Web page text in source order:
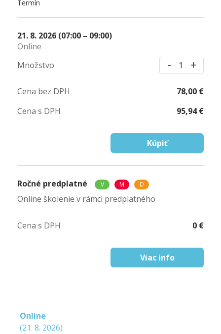
Termín
21. 8. 2026 (07:00 – 09:00)
Online
Množstvo
- 1 +
Cena bez DPH
78,00 €
Cena s DPH
95,94 €
Kúpiť
Ročné predplatné V M D
Online školenie v rámci predplatného
Cena s DPH 0 €
Viac info
Online
(21. 8. 2026)